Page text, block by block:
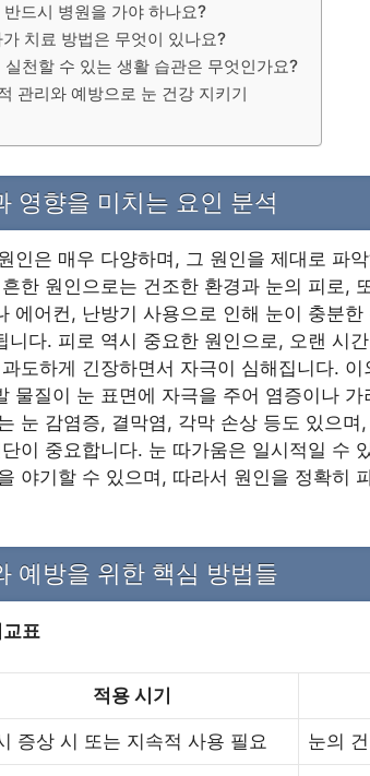
드시 병원을 가야 하나요?
치료 방법은 무엇이 있나요?
천할 수 있는 생활 습관은 무엇인가요?
관리와 예방으로 눈 건강 지키기
영향을 미치는 요인 분석
인은 매우 다양하며, 그 원인을 제대로 파
한 원인으로는 건조한 환경과 눈의 피로,
에어컨, 난방기 사용으로 인해 눈이 충분
니다. 피로 역시 중요한 원인으로, 오랜 시
도하게 긴장하면서 자극이 심해집니다.
물질이 눈 표면에 자극을 주어 염증이나
눈 감염증, 결막염, 각막 손상 등도 있으며
이 중요합니다. 눈 따가움은 일시적일 수
야기할 수 있으며, 따라서 원인을 정확히
예방을 위한 핵심 방법들
표
적용 시기
증상 시 또는 지속적 사용 필요 눈의